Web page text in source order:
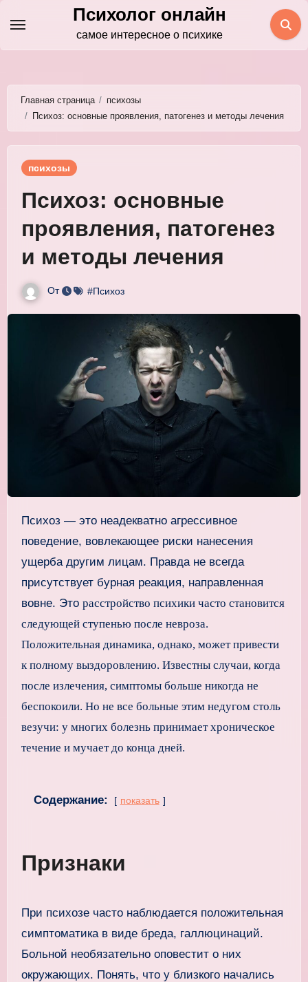
содержимому
Психолог онлайн
самое интересное о психике
Главная страница
психозы
Психоз: основные проявления, патогенез и методы лечения
психозы
Психоз: основные
проявления, патогенез
и методы лечения
От #Психоз
Психоз — это неадекватно агрессивное
поведение, вовлекающее риски нанесения
ущерба другим лицам. Правда не всегда
присутствует бурная реакция, направленная
вовне. Это расстройство психики часто становится
следующей ступенью после невроза.
Положительная динамика, однако, может привести
к полному выздоровлению. Известны случаи, когда
после излечения, симптомы больше никогда не
беспокоили. Но не все больные этим недугом столь
везучи: у многих болезнь принимает хроническое
течение и мучает до конца дней.
Содержание: показать
Признаки
При психозе часто наблюдается положительная
симптоматика в виде бреда, галлюцинаций.
Больной необязательно оповестит о них
окружающих. Понять, что у близкого начались